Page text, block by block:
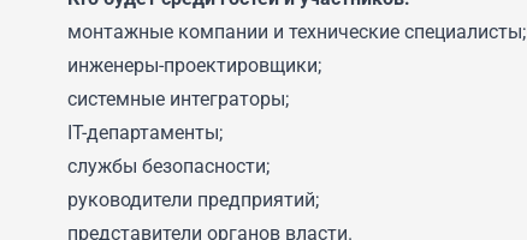
монтажные компании и технические специалисты;
инженеры-проектировщики;
системные интеграторы;
IT-департаменты;
службы безопасности;
руководители предприятий;
представители органов власти.